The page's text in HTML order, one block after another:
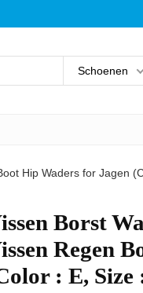
Schoenen
Hip Waders for Jagen
Borst
Regen
: E, Size